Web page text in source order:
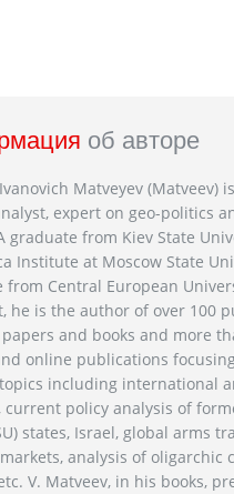
об авторе
Matveyev (Matveev)
expert on geo-politics
graduate from Kiev State
Institute at Moscow State
from Central European
he is the author of over 100
and books and more
online publications
including international
current policy analysis of
states, Israel, global arms
analysis of oligarchic
V. Matveev, in his books,